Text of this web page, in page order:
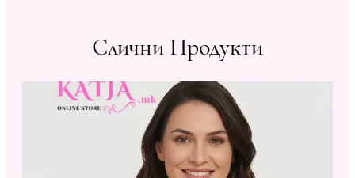
Слични Продукти